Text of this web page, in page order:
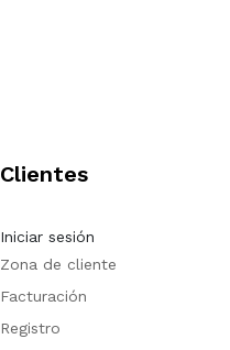
Clientes
Iniciar sesión
Zona de cliente
Facturación
Registro